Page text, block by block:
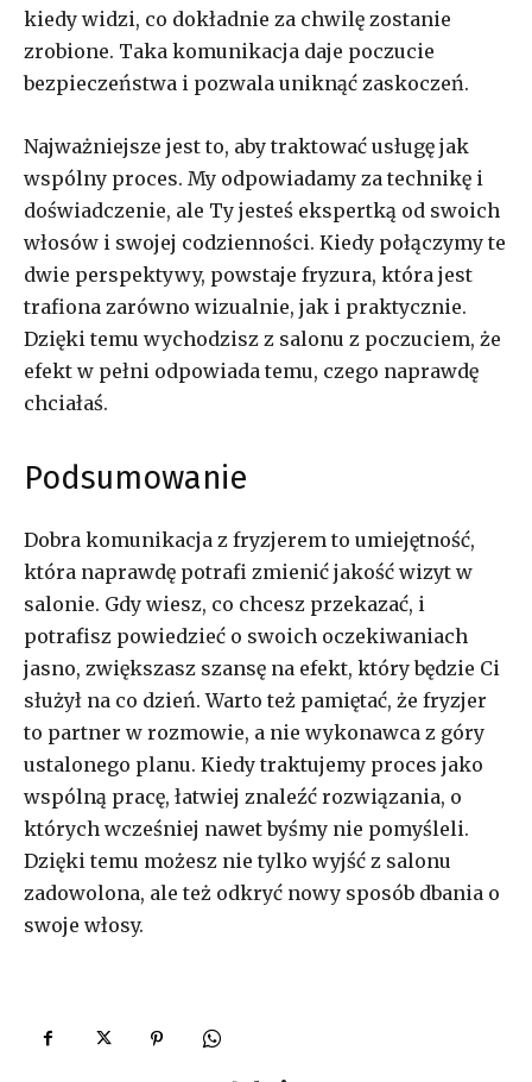
kiedy widzi, co dokładnie za chwilę zostanie
zrobione. Taka komunikacja daje poczucie
bezpieczeństwa i pozwala uniknąć zaskoczeń.
Najważniejsze jest to, aby traktować usługę jak
wspólny proces. My odpowiadamy za technikę i
doświadczenie, ale Ty jesteś ekspertką od swoich
włosów i swojej codzienności. Kiedy połączymy te
dwie perspektywy, powstaje fryzura, która jest
trafiona zarówno wizualnie, jak i praktycznie.
Dzięki temu wychodzisz z salonu z poczuciem, że
efekt w pełni odpowiada temu, czego naprawdę
chciałaś.
Podsumowanie
Dobra komunikacja z fryzjerem to umiejętność,
która naprawdę potrafi zmienić jakość wizyt w
salonie. Gdy wiesz, co chcesz przekazać, i
potrafisz powiedzieć o swoich oczekiwaniach
jasno, zwiększasz szansę na efekt, który będzie Ci
służył na co dzień. Warto też pamiętać, że fryzjer
to partner w rozmowie, a nie wykonawca z góry
ustalonego planu. Kiedy traktujemy proces jako
wspólną pracę, łatwiej znaleźć rozwiązania, o
których wcześniej nawet byśmy nie pomyśleli.
Dzięki temu możesz nie tylko wyjść z salonu
zadowolona, ale też odkryć nowy sposób dbania o
swoje włosy.